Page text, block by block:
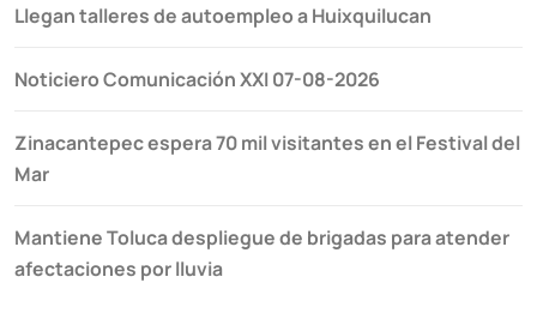
Llegan talleres de autoempleo a Huixquilucan
Noticiero Comunicación XXI 07-08-2026
Zinacantepec espera 70 mil visitantes en el Festival del
Mar
Mantiene Toluca despliegue de brigadas para atender
afectaciones por lluvia